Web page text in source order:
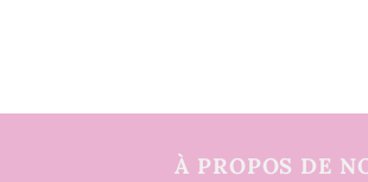
À PROPOS DE